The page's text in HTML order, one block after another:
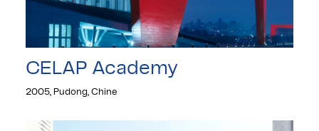
CELAP Academy
2005, Pudong, Chine